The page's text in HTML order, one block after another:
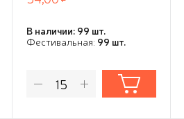
В наличии: 99 шт.
Фестивальная: 99 шт.